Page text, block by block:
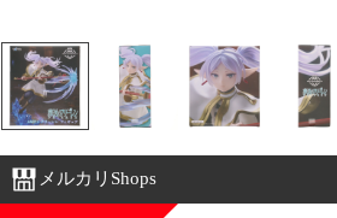
メルカリShops